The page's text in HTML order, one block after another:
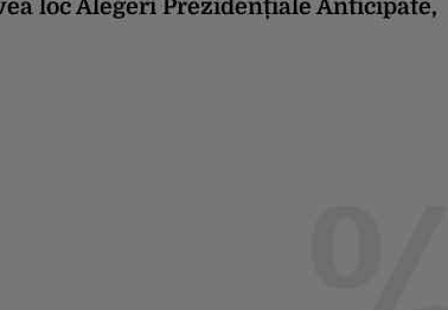
loc Alegeri Prezidențiale Anticipate,